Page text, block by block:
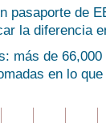
pasaporte de
la diferencia
más de
en lo